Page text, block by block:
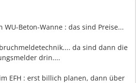
WU-Beton-Wanne : das sind Preise...
da sind dann die
drin....
EFH : erst billich planen, dann über